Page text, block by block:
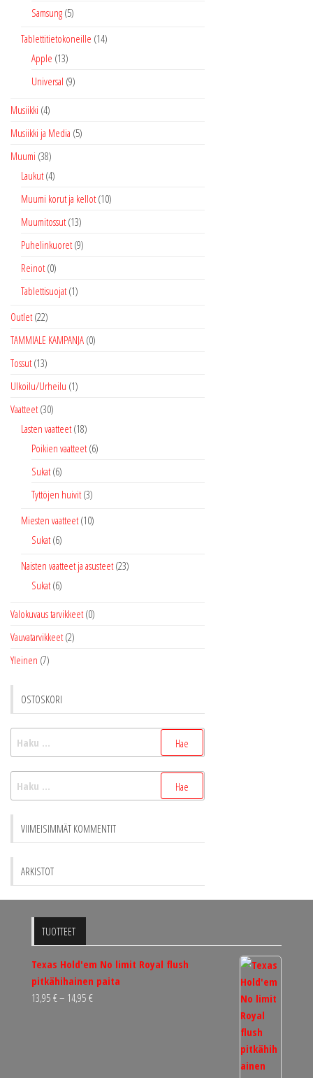
Samsung (5)
Tablettitietokoneille (14)
Apple (13)
Universal (9)
Musiikki (4)
Musiikki ja Media (5)
Muumi (38)
Laukut (4)
Muumi korut ja kellot (10)
Muumitossut (13)
Puhelinkuoret (9)
Reinot (0)
Tablettisuojat (1)
Outlet (22)
TAMMIALE KAMPANJA (0)
Tossut (13)
Ulkoilu/Urheilu (1)
Vaatteet (30)
Lasten vaatteet (18)
Poikien vaatteet (6)
Sukat (6)
Tyttöjen huivit (3)
Miesten vaatteet (10)
Sukat (6)
Naisten vaatteet ja asusteet (23)
Sukat (6)
Valokuvaus tarvikkeet (0)
Vauvatarvikkeet (2)
Yleinen (7)
OSTOSKORI
VIIMEISIMMÄT KOMMENTIT
ARKISTOT
TUOTTEET
Texas Hold'em No limit Royal flush
pitkähihainen paita
13,95 €– 14,95 €Hintaluokka: